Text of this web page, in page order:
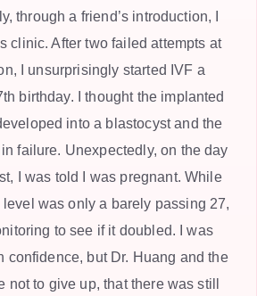
through a friend’s introduction, I
clinic. After two failed attempts at
I unsurprisingly started IVF a
birthday. I thought the implanted
into a blastocyst and the
failure. Unexpectedly, on the day
I was told I was pregnant. While
was only a barely passing 27,
to see if it doubled. I was
confidence, but Dr. Huang and the
not to give up, that there was still